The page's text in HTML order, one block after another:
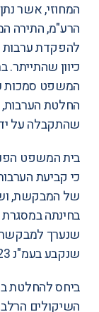
המחוזי, אשר
הרע"מ, התירה
כיוון
המשפט סמכות
החלטת
שהתקבלה על
בית המשפט
כי קביעת
של המבקשת,
בחינתה
שנערך למבקשת
שנקבע בעמ"נ
ביחס להחלטת
השיקולים